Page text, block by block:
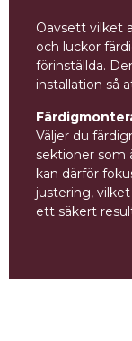
Oavsett vilket
och luckor
förinställda.
installation så
Väljer du
sektioner som
kan därför
justering,
ett säkert